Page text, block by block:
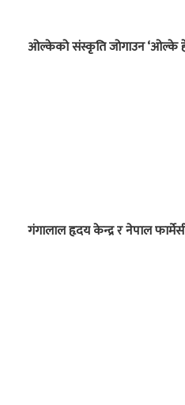
ओल्केको संस्कृति जोगाउन ‘ओल्के
गंगालाल हृदय केन्द्र र नेपाल